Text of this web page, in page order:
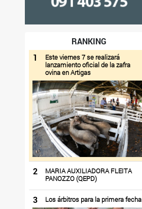
RANKING
1
Este viernes 7 se realizará
lanzamiento oficial de la zafra
ovina en Artigas
2
MARIA AUXILIADORA FLEITA
PANOZZO (QEPD)
3 Los árbitros para la primera fecha